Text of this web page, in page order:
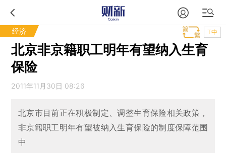
经济 T中
北京非京籍职工明年有望纳入生育
保险
2011年11月30日 08:26
北京市目前正在积极制定、调整生育保险相关政策，
非京籍职工明年有望被纳入生育保险的制度保障范围
中